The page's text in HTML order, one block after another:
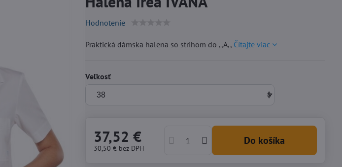
Hodnotenie
Praktická dámska halena so strihom do ,,A,, Čítajte viac
Veľkosť
37,52 €
30,50 € bez DPH
Do košíka